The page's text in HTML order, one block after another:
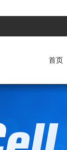
首页